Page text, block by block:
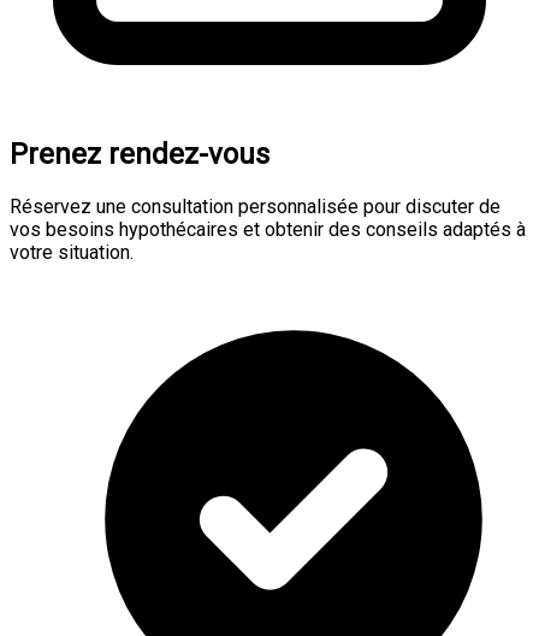
Prenez rendez-vous
Réservez une consultation personnalisée pour discuter de
vos besoins hypothécaires et obtenir des conseils adaptés à
votre situation.